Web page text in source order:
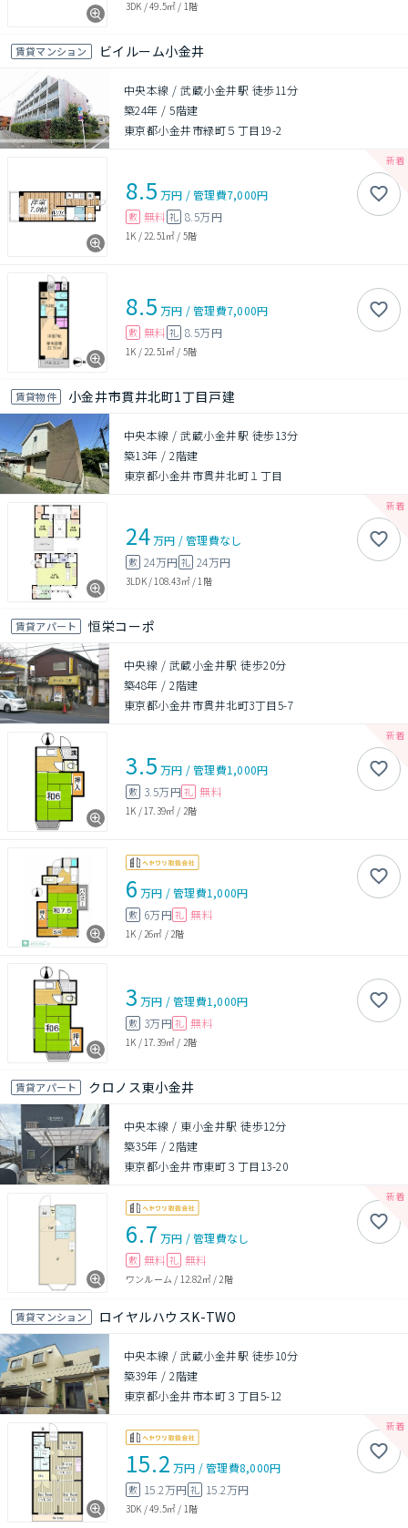
3DK /49.5㎡ / 1階
賃貸マンション ビイルーム小金井
中央本線 / 武蔵小金井駅 徒歩11分
築24年 /5階建
東京都小金井市緑町５丁目19-2
8.5 万円 /管理費7,000円
敷 無料 礼 8.5万円
1K / 22.51㎡ / 5階
8.5 万円 /管理費7,000円
敷 無料 礼 8.5万円
1K / 22.51㎡ / 5階
賃貸物件 小金井市貫井北町1丁目戸建
中央本線 / 武蔵小金井駅 徒歩13分
築13年 /2階建
東京都小金井市貫井北町１丁目
24万円 /管理費なし
敷 24万円 礼 24万円
3LDK/ 108.43㎡/ 1階
賃貸アパート 恒栄コーポ
中央線 / 武蔵小金井駅 徒歩20分
築48年 /2階建
東京都小金井市貫井北町3丁目5-7
3.5 万円 /管理費1,000円
敷 3.5万円 礼 無料
1K / 17.39㎡ / 2階
6 万円 /管理費1,000円
敷 6万円 礼 無料
1K /26㎡ /2階
3 万円 /管理費1,000円
敷 3万円 礼 無料
1K / 17.39㎡ / 2階
賃貸アパート クロノス東小金井
中央本線 / 東小金井駅 徒歩12分
築35年 /2階建
東京都小金井市東町３丁目13-20
6.7 万円 /管理費なし
敷 無料 礼 無料
ワンルーム / 12.82㎡/2階
賃貸マンション ロイヤルハウスK-TWO
中央本線 / 武蔵小金井駅 徒歩10分
築39年 /2階建
東京都小金井市本町３丁目5-12
15.2 万円 /管理費8,000円
敷 15.2万円 礼 15.2万円
3DK /49.5㎡ / 1階